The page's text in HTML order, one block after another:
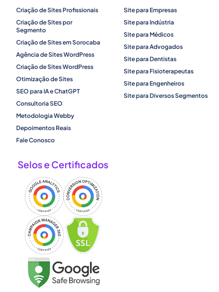
Criação de Sites Profissionais
Criação de Sites por
Segmento
Criação de Sites em Sorocaba
Agência de Sites WordPress
Criação de Sites WordPress
Otimização de Sites
SEO para IA e ChatGPT
Consultoria SEO
Metodologia Webby
Depoimentos Reais
Fale Conosco
Site para Empresas
Site para Indústria
Site para Médicos
Site para Advogados
Site para Dentistas
Site para Fisioterapeutas
Site para Engenheiros
Site para Diversos Segmentos
Selos e Certificados